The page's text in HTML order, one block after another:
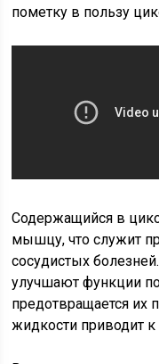
пометку в пользу
Содержащийся в
мышцу, что служит
сосудистых
улучшают функции
предотвращается их
жидкости приводит